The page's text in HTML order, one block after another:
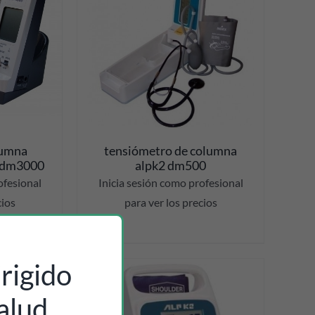
tensiómetro de columna
alpk2 dm500
Inicia sesión como profesional
para ver los precios